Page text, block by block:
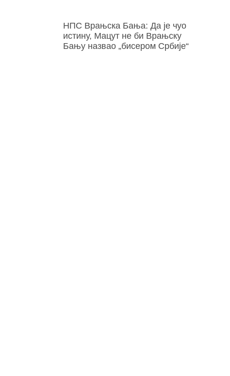
НПС Врањска Бања: Да је чуо
истину, Мацут не би Врањску
Бању назвао „бисером Србије“